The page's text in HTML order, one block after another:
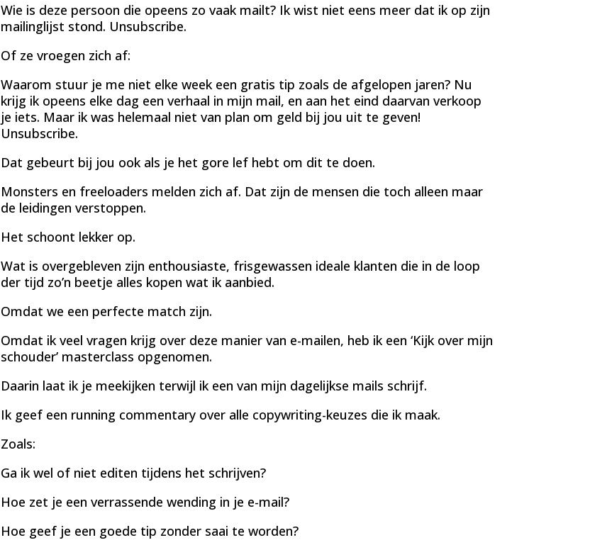
Wie is deze persoon die opeens zo vaak mailt? Ik wist niet eens meer dat ik op zijn
mailinglijst stond. Unsubscribe.
Of ze vroegen zich af:
Waarom stuur je me niet elke week een gratis tip zoals de afgelopen jaren? Nu
krijg ik opeens elke dag een verhaal in mijn mail, en aan het eind daarvan verkoop
je iets. Maar ik was helemaal niet van plan om geld bij jou uit te geven!
Unsubscribe.
Dat gebeurt bij jou ook als je het gore lef hebt om dit te doen.
Monsters en freeloaders melden zich af. Dat zijn de mensen die toch alleen maar
de leidingen verstoppen.
Het schoont lekker op.
Wat is overgebleven zijn enthousiaste, frisgewassen ideale klanten die in de loop
der tijd zo’n beetje alles kopen wat ik aanbied.
Omdat we een perfecte match zijn.
Omdat ik veel vragen krijg over deze manier van e-mailen, heb ik een ‘Kijk over mijn
schouder’ masterclass opgenomen.
Daarin laat ik je meekijken terwijl ik een van mijn dagelijkse mails schrijf.
Ik geef een running commentary over alle copywriting-keuzes die ik maak.
Zoals:
Ga ik wel of niet editen tijdens het schrijven?
Hoe zet je een verrassende wending in je e-mail?
Hoe geef je een goede tip zonder saai te worden?